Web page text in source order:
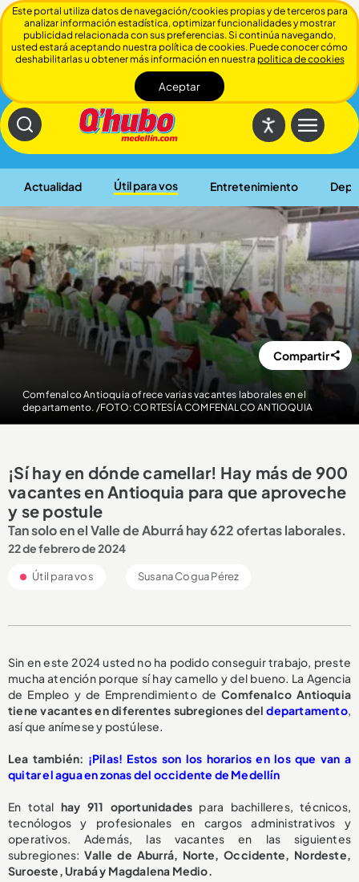
Actualidad Útil para vos Entretenimiento
Cerrar
Comfenalco Antioquia ofrece varias vacantes laborales en el
departamento. /FOTO: CORTESÍA COMFENALCO ANTIOQUIA
Compartir
¡Sí hay en dónde camellar! Hay más de 900
vacantes en Antioquia para que aproveche
y se postule
Tan solo en el Valle de Aburrá hay 622 ofertas laborales.
22 de febrero de 2024
Útil para vos Susana Cogua Pérez
Sin en este 2024 usted no ha podido conseguir trabajo, preste
mucha atención porque sí hay camello y del bueno. La Agencia
de Empleo y de Emprendimiento deComfenalco Antioquia
tiene vacantes en diferentes subregiones deldepartamento,
así que anímese y postúlese.
Lea también: ¡Pilas! Estos son los horarios en los que van a
quitar el agua en zonas del occidente de Medellín
En total hay 911 oportunidades para bachilleres, técnicos,
tecnólogos y profesionales en cargos administrativos y
operativos. Además, las vacantes en las siguientes
subregiones:Valle de Aburrá, Norte, Occidente, Nordeste,
Suroeste, Urabá y Magdalena Medio.
Este portal utiliza datos de navegación/cookies propias y de terceros para
analizar información estadística, optimizar funcionalidades y mostrar
publicidad relacionada con sus preferencias. Si continúa navegando,
usted estará aceptando nuestra política de cookies. Puede conocer cómo
deshabilitarlas u obtener más información en nuestra politica de cookies
Aceptar